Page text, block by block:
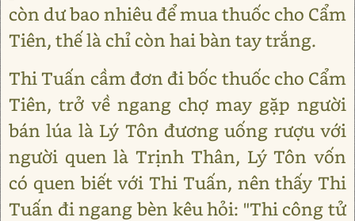
còn dư bao nhiêu để mua thuốc cho Cẩm
Tiên, thế là chỉ còn hai bàn tay trắng.
Thi Tuấn cầm đơn đi bốc thuốc cho Cẩm
Tiên, trở về ngang chợ may gặp người
bán lúa là Lý Tôn đương uống rượu với
người quen là Trịnh Thân, Lý Tôn vốn
có quen biết với Thi Tuấn, nên thấy Thi
Tuấn đi ngang bèn kêu hỏi: "Thi công tử